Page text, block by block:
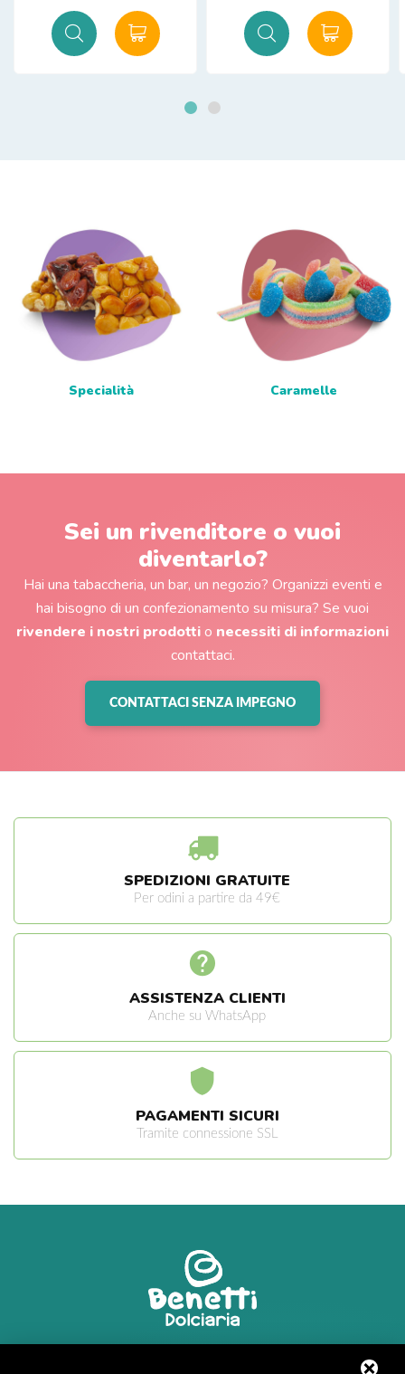
Specialità Caramelle
Sei un rivenditore o vuoi
diventarlo?
Hai una tabaccheria, un bar, un negozio? Organizzi eventi e
hai bisogno di un confezionamento su misura? Se vuoi
rivendere i nostri prodottio necessiti di informazioni
contattaci.
CONTATTACI SENZA IMPEGNO
SPEDIZIONI GRATUITE
Per odini a partire da 49€
ASSISTENZA CLIENTI
Anche su WhatsApp
PAGAMENTI SICURI
Tramite connessione SSL